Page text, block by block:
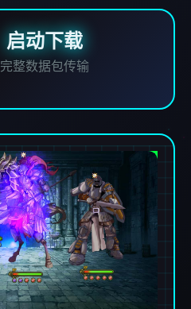
启动下载
完整数据包传输